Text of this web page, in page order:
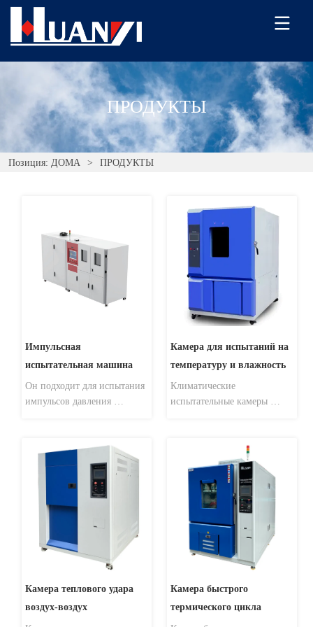
ПРОДУКТЫ
Позиция: ДОМА > ПРОДУКТЫ
Импульсная
испытательная машина
Он подходит для испытания
импульсов давления
кондиционирования
воздуха.
Камера для испытаний на
температуру и влажность
Климатические
испытательные камеры
типов материалов на
устойчивость к жаре,
холоду, сухости и
влажности. Он применим
для проверки качества всех
типов электронных
продуктов, электроприборов
и продуктов св...
Камера теплового удара
воздух-воздух
Камера быстрого
термического цикла